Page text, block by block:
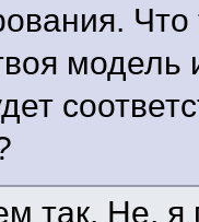
модель
так. Не,